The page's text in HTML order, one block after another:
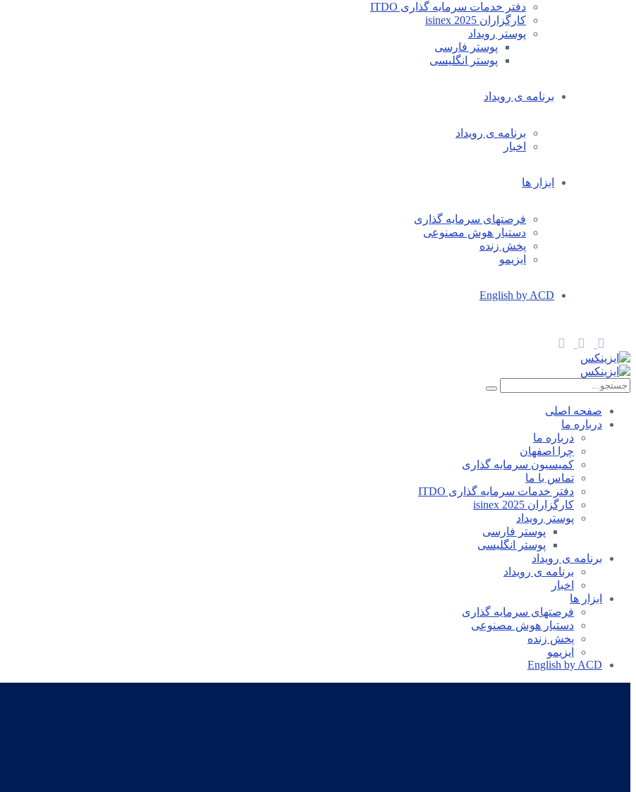
دفتر خدمات سرمایه گذاری ITDO
کارگزاران isinex 2025
پوستر رویداد
پوستر فارسی
پوستر انگلیسی
برنامه ی رویداد
برنامه ی رویداد
اخبار
ابزار ها
فرصتهای سرمایه گذاری
دستیار هوش مصنوعی
پخش زنده
ایزیمو
English by ACD
صفحه اصلی
درباره ما
درباره ما
چرا اصفهان
کمیسیون سرمایه گذاری
تماس با ما
دفتر خدمات سرمایه گذاری ITDO
کارگزاران isinex 2025
پوستر رویداد
پوستر فارسی
پوستر انگلیسی
برنامه ی رویداد
برنامه ی رویداد
اخبار
ابزار ها
فرصتهای سرمایه گذاری
دستیار هوش مصنوعی
پخش زنده
ایزیمو
English by ACD